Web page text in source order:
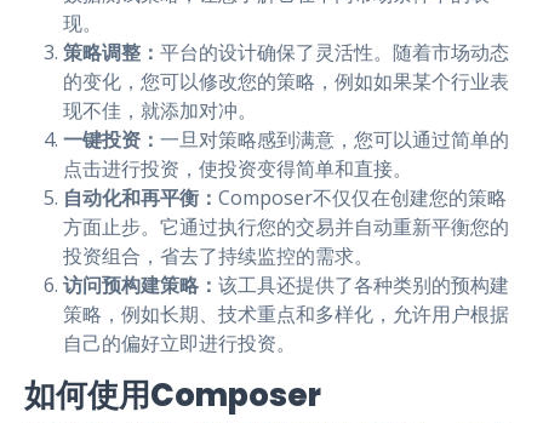
现。
策略调整： 平台的设计确保了灵活性。随着市场动态
的变化，您可以修改您的策略，例如如果某个行业表
现不佳，就添加对冲。
一键投资： 一旦对策略感到满意，您可以通过简单的
点击进行投资，使投资变得简单和直接。
自动化和再平衡： Composer不仅仅在创建您的策略
方面止步。它通过执行您的交易并自动重新平衡您的
投资组合，省去了持续监控的需求。
访问预构建策略： 该工具还提供了各种类别的预构建
策略，例如长期、技术重点和多样化，允许用户根据
自己的偏好立即进行投资。
如何使用Composer